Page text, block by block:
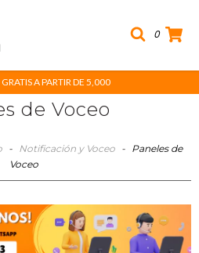
0
A PARTIR DE 5,000
de Voceo
- Notificación y Voceo - Paneles de
Voceo